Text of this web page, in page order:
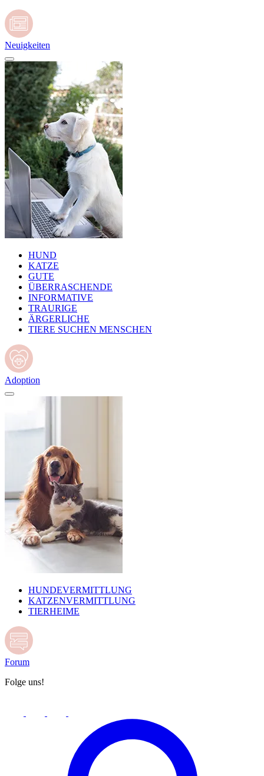
Neuigkeiten
HUND
KATZE
GUTE
ÜBERRASCHENDE
INFORMATIVE
TRAURIGE
ÄRGERLICHE
TIERE SUCHEN MENSCHEN
Adoption
HUNDEVERMITTLUNG
KATZENVERMITTLUNG
TIERHEIME
Forum
Folge uns!